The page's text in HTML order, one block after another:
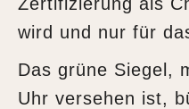
wird und nur für
Das grüne Siegel,
Uhr versehen ist,